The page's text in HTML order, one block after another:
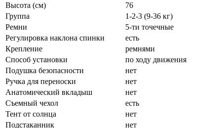
Высота (см)
76
Группа
1-2-3 (9-36 кг)
Ремни
5-ти точечные
Регулировка наклона спинки
есть
Крепление
ремнями
Способ установки
по ходу движения
Подушка безопасности
нет
Ручка для переноски
нет
Анатомический вкладыш
нет
Съемный чехол
есть
Тент от солнца
нет
Подстаканник
нет